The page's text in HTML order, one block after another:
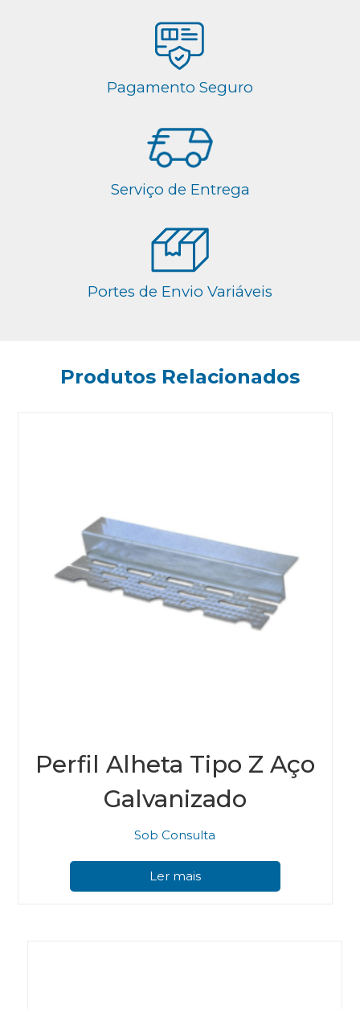
Pagamento Seguro
Serviço de Entrega
Portes de Envio Variáveis
Produtos Relacionados
Perfil Alheta Tipo Z Aço
Galvanizado
Sob Consulta
Ler mais